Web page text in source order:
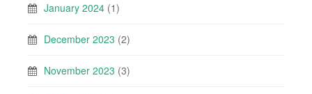
January 2024 (1)
December 2023 (2)
November 2023 (3)